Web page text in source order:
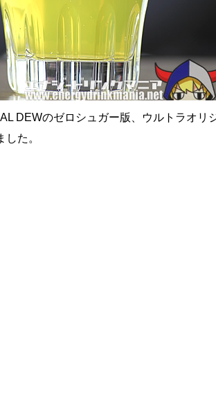
DEWのゼロシュガー版、ウルトラオリ
た。